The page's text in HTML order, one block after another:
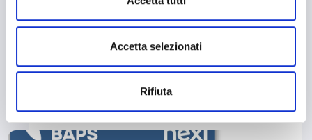
Accetta selezionati
Rifiuta